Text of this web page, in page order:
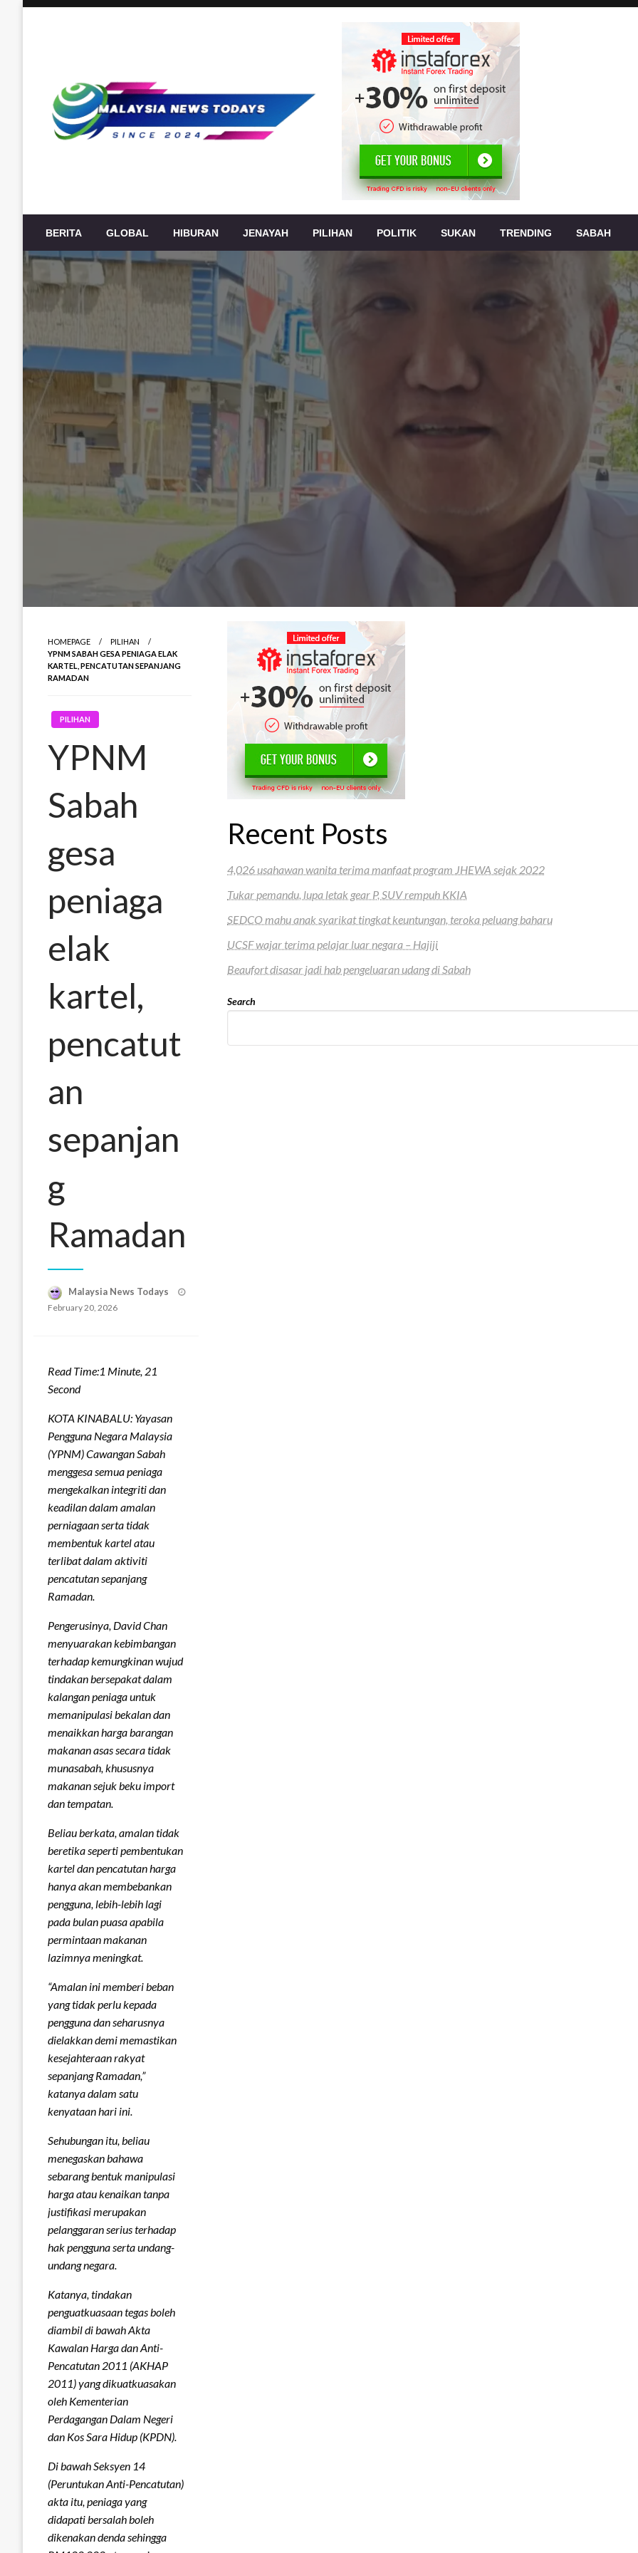
Berita Terkini Malaysia, politik, ekonomi, sukan, hiburan, jenayah,
BERITA GLOBAL HIBURAN JENAYAH PILIHAN POLITIK SUKAN TRENDING SABAH
HOMEPAGE
PILIHAN
YPNM SABAH GESA PENIAGA ELAK
KARTEL, PENCATUTAN SEPANJANG
RAMADAN
PILIHAN
YPNM
Sabah
gesa
peniaga
elak
kartel,
pencatut
an
sepanjan
g
Ramadan
Malaysia News Todays
February 20, 2026
Read Time:1 Minute, 21
Second
KOTA KINABALU: Yayasan
Pengguna Negara Malaysia
(YPNM) Cawangan Sabah
menggesa semua peniaga
mengekalkan integriti dan
keadilan dalam amalan
perniagaan serta tidak
membentuk kartel atau
terlibat dalam aktiviti
pencatutan sepanjang
Ramadan.
Pengerusinya, David Chan
menyuarakan kebimbangan
terhadap kemungkinan wujud
tindakan bersepakat dalam
kalangan peniaga untuk
memanipulasi bekalan dan
menaikkan harga barangan
makanan asas secara tidak
munasabah, khususnya
makanan sejuk beku import
dan tempatan.
Beliau berkata, amalan tidak
beretika seperti pembentukan
kartel dan pencatutan harga
hanya akan membebankan
pengguna, lebih-lebih lagi
pada bulan puasa apabila
permintaan makanan
lazimnya meningkat.
“Amalan ini memberi beban
yang tidak perlu kepada
pengguna dan seharusnya
dielakkan demi memastikan
kesejahteraan rakyat
sepanjang Ramadan,”
katanya dalam satu
kenyataan hari ini.
Sehubungan itu, beliau
menegaskan bahawa
sebarang bentuk manipulasi
harga atau kenaikan tanpa
justifikasi merupakan
pelanggaran serius terhadap
hak pengguna serta undang-
undang negara.
Katanya, tindakan
penguatkuasaan tegas boleh
diambil di bawah Akta
Kawalan Harga dan Anti-
Pencatutan 2011 (AKHAP
2011) yang dikuatkuasakan
oleh Kementerian
Perdagangan Dalam Negeri
dan Kos Sara Hidup (KPDN).
Di bawah Seksyen 14
(Peruntukan Anti-Pencatutan)
akta itu, peniaga yang
didapati bersalah boleh
dikenakan denda sehingga
Recent Posts
4,026 usahawan wanita terima manfaat program JHEWA sejak 2022
Tukar pemandu, lupa letak gear P, SUV rempuh KKIA
SEDCO mahu anak syarikat tingkat keuntungan, teroka peluang baharu
UCSF wajar terima pelajar luar negara – Hajiji
Beaufort disasar jadi hab pengeluaran udang di Sabah
Search